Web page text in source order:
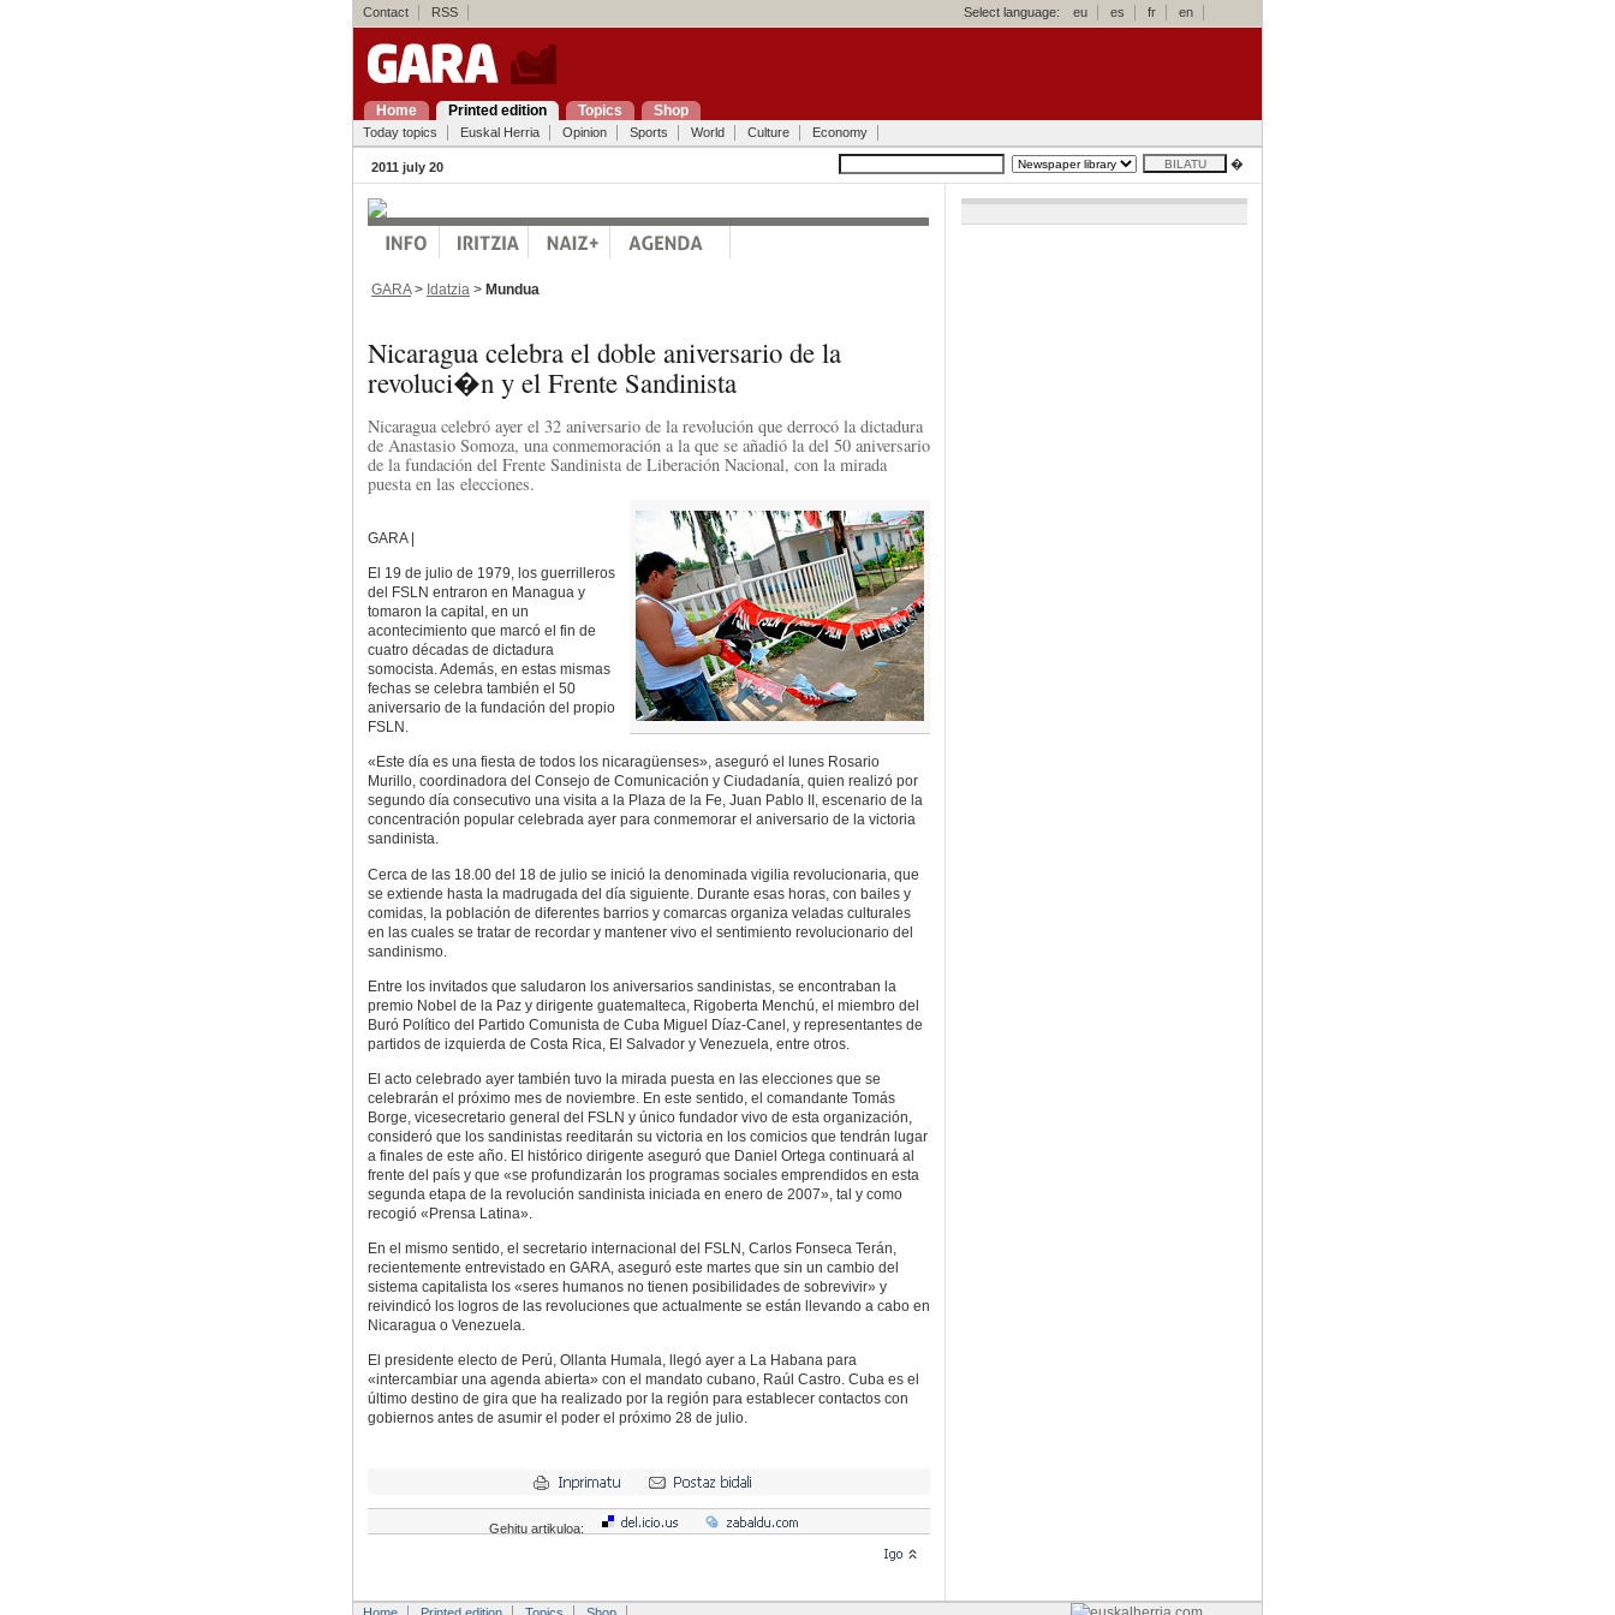
Contact RSS Select language: eu es fr en
Home Printed edition Topics Shop
Today topics Euskal Herria Opinion Sports World Culture Economy
2011 july 20 �
GARA> Idatzia > Mundua
Nicaragua celebra el doble aniversario de la
revoluci�n y el Frente Sandinista
Nicaragua celebró ayer el 32 aniversario de la revolución que derrocó la dictadura
de Anastasio Somoza, una conmemoración a la que se añadió la del 50 aniversario
de la fundación del Frente Sandinista de Liberación Nacional, con la mirada
puesta en las elecciones.
GARA |
El 19 de julio de 1979, los guerrilleros
del FSLN entraron en Managua y
tomaron la capital, en un
acontecimiento que marcó el fin de
cuatro décadas de dictadura
somocista. Además, en estas mismas
fechas se celebra también el 50
aniversario de la fundación del propio
FSLN.
«Este día es una fiesta de todos los nicaragüenses», aseguró el lunes Rosario
Murillo, coordinadora del Consejo de Comunicación y Ciudadanía, quien realizó por
segundo día consecutivo una visita a la Plaza de la Fe, Juan Pablo II, escenario de la
concentración popular celebrada ayer para conmemorar el aniversario de la victoria
sandinista.
Cerca de las 18.00 del 18 de julio se inició la denominada vigilia revolucionaria, que
se extiende hasta la madrugada del día siguiente. Durante esas horas, con bailes y
comidas, la población de diferentes barrios y comarcas organiza veladas culturales
en las cuales se tratar de recordar y mantener vivo el sentimiento revolucionario del
sandinismo.
Entre los invitados que saludaron los aniversarios sandinistas, se encontraban la
premio Nobel de la Paz y dirigente guatemalteca, Rigoberta Menchú, el miembro del
Buró Político del Partido Comunista de Cuba Miguel Díaz-Canel, y representantes de
partidos de izquierda de Costa Rica, El Salvador y Venezuela, entre otros.
El acto celebrado ayer también tuvo la mirada puesta en las elecciones que se
celebrarán el próximo mes de noviembre. En este sentido, el comandante Tomás
Borge, vicesecretario general del FSLN y único fundador vivo de esta organización,
consideró que los sandinistas reeditarán su victoria en los comicios que tendrán lugar
a finales de este año. El histórico dirigente aseguró que Daniel Ortega continuará al
frente del país y que «se profundizarán los programas sociales emprendidos en esta
segunda etapa de la revolución sandinista iniciada en enero de 2007», tal y como
recogió «Prensa Latina».
En el mismo sentido, el secretario internacional del FSLN, Carlos Fonseca Terán,
recientemente entrevistado en GARA, aseguró este martes que sin un cambio del
sistema capitalista los «seres humanos no tienen posibilidades de sobrevivir» y
reivindicó los logros de las revoluciones que actualmente se están llevando a cabo en
Nicaragua o Venezuela.
El presidente electo de Perú, Ollanta Humala, llegó ayer a La Habana para
«intercambiar una agenda abierta» con el mandato cubano, Raúl Castro. Cuba es el
último destino de gira que ha realizado por la región para establecer contactos con
gobiernos antes de asumir el poder el próximo 28 de julio.
Gehitu artikuloa: